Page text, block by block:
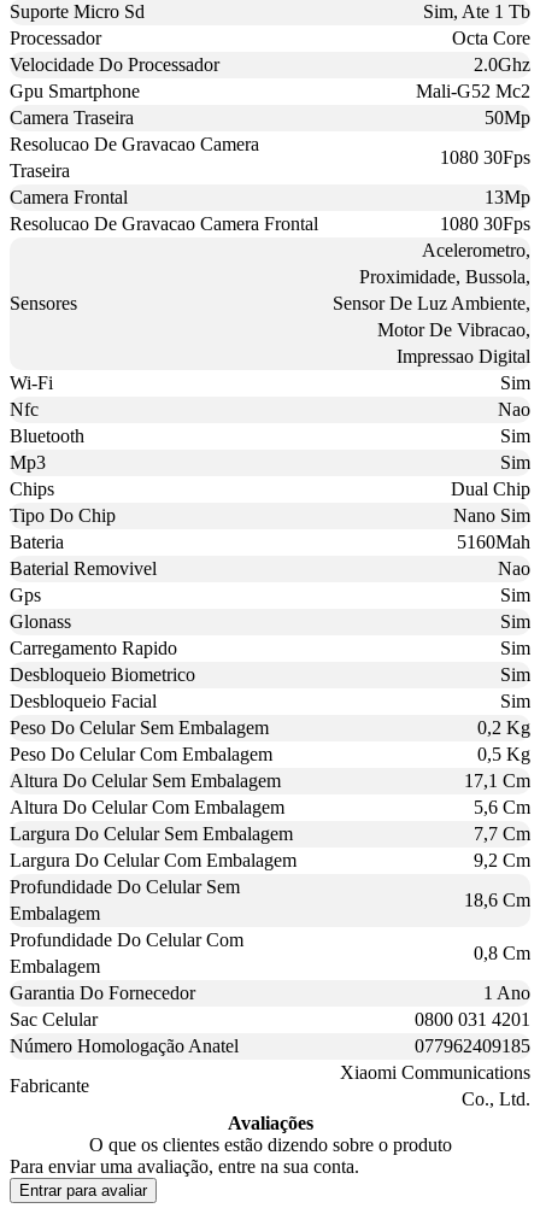
Suporte Micro Sd
Sim, Ate 1 Tb
Processador
Octa Core
Velocidade Do Processador
2.0Ghz
Gpu Smartphone
Mali-G52 Mc2
Camera Traseira
50Mp
Resolucao De Gravacao Camera
Traseira
1080 30Fps
Camera Frontal
13Mp
Resolucao De Gravacao Camera Frontal
1080 30Fps
Sensores
Acelerometro,
Proximidade, Bussola,
Sensor De Luz Ambiente,
Motor De Vibracao,
Impressao Digital
Wi-Fi
Sim
Nfc
Nao
Bluetooth
Sim
Mp3
Sim
Chips
Dual Chip
Tipo Do Chip
Nano Sim
Bateria
5160Mah
Baterial Removivel
Nao
Gps
Sim
Glonass
Sim
Carregamento Rapido
Sim
Desbloqueio Biometrico
Sim
Desbloqueio Facial
Sim
Peso Do Celular Sem Embalagem
0,2 Kg
Peso Do Celular Com Embalagem
0,5 Kg
Altura Do Celular Sem Embalagem
17,1 Cm
Altura Do Celular Com Embalagem
5,6 Cm
Largura Do Celular Sem Embalagem
7,7 Cm
Largura Do Celular Com Embalagem
9,2 Cm
Profundidade Do Celular Sem
Embalagem
18,6 Cm
Profundidade Do Celular Com
Embalagem
0,8 Cm
Garantia Do Fornecedor
1 Ano
Sac Celular
0800 031 4201
Número Homologação Anatel
077962409185
Fabricante
Xiaomi Communications
Co., Ltd.
Avaliações
O que os clientes estão dizendo sobre o produto
Para enviar uma avaliação, entre na sua conta.
Entrar para avaliar